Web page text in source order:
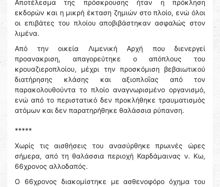
Αποτέλεσμα της πρόσκρουσης ήταν η πρόκληση
εκδορών και η μικρή έκταση ζημιών στο πλοίο, ενώ όλοι
οι επιβάτες του πλοίου αποβιβάστηκαν ασφαλώς στον
λιμένα.
Από την οικεία Λιμενική Αρχή που διενεργεί
προανακριση, απαγορεύτηκε ο απόπλους του
κρουαζιεροπλοίου, μέχρι την προσκόμιση βεβαιωτικού
διατήρησης κλάσης και αξιοπλοΐας από τον
παρακολουθούντα το πλοίο αναγνωρισμένο οργανισμό,
ενώ από το περιστατικό δεν προκλήθηκε τραυματισμός
ατόμων και δεν παρατηρήθηκε θαλάσσια ρύπανση.
*****
Χωρίς τις αισθήσεις του ανασύρθηκε πρωινές ώρες
σήμερα, από τη θαλάσσια περιοχή Καρδάμαινας ν. Κω,
66χρονος αλλοδαπός.
Ο 66χρονος διακομίστηκε με ασθενοφόρο όχημα του